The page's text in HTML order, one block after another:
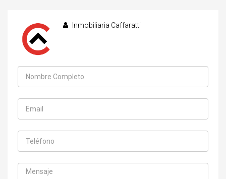
Inmobiliaria Caffaratti